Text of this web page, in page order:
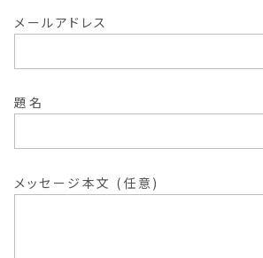
メールアドレス
題名
メッセージ本文 (任意)